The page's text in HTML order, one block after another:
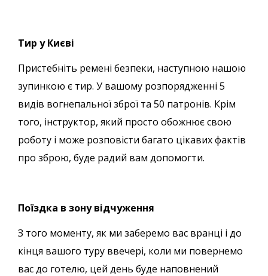
Тир у Києві
Пристебніть ремені безпеки, наступною нашою
зупинкою є тир. У вашому розпорядженні 5
видів вогнепальної зброї та 50 патронів. Крім
того, інструктор, який просто обожнює свою
роботу і може розповісти багато цікавих фактів
про зброю, буде радий вам допомогти.
Поїздка в зону відчуження
З того моменту, як ми заберемо вас вранці і до
кінця вашого туру ввечері, коли ми повернемо
вас до готелю, цей день буде наповнений